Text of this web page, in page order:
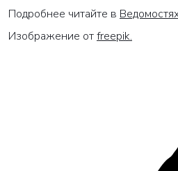
Подробнее читайте в
Изображение отfreepik.